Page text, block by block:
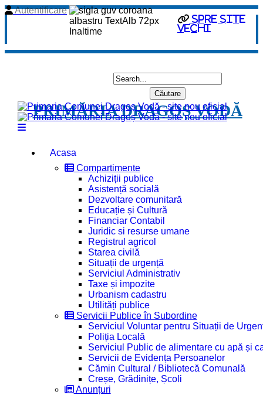
spre site
vechi
Autentificare
PRIMĂRIA DRAGOȘ VODĂ
Acasa
Compartimente
Achiziții publice
Asistență socială
Dezvoltare comunitară
Educație și Cultură
Financiar Contabil
Juridic si resurse umane
Registrul agricol
Starea civilă
Situații de urgență
Serviciul Administrativ
Taxe și impozite
Urbanism cadastru
Utilități publice
Servicii Publice în Subordine
Serviciul Voluntar pentru Situații de
Poliția Locală
Serviciul Public de alimentare cu apă și
Servicii de Evidența Persoanelor
Cămin Cultural / Bibliotecă Comunală
Creșe, Grădinițe, Școli
Anunțuri